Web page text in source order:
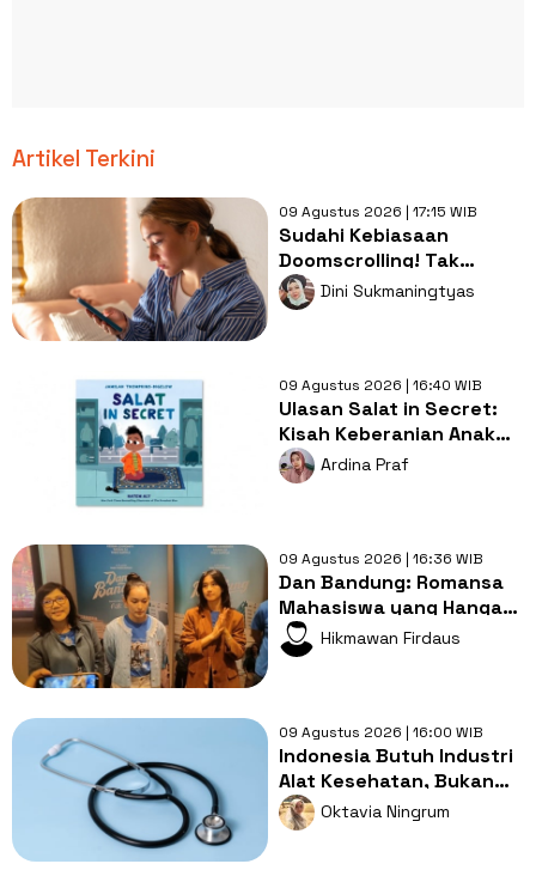
Artikel Terkini
09 Agustus 2026 | 17:15 WIB
Sudahi Kebiasaan
Doomscrolling! Tak
Semua Hal di Internet
Perlu Diikuti
Dini Sukmaningtyas
09 Agustus 2026 | 16:40 WIB
Ulasan Salat in Secret:
Kisah Keberanian Anak
Muslim yang
Menginspirasi
Ardina Praf
09 Agustus 2026 | 16:36 WIB
Dan Bandung: Romansa
Mahasiswa yang Hangat
dengan Bumbu
Persahabatan yang
Hikmawan Firdaus
09 Agustus 2026 | 16:00 WIB
Indonesia Butuh Industri
Alat Kesehatan, Bukan
Sekadar Pasar Impor
Oktavia Ningrum